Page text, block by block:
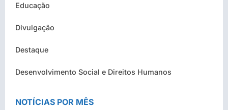
Educação
Divulgação
Destaque
Desenvolvimento Social e Direitos Humanos
NOTÍCIAS POR MÊS